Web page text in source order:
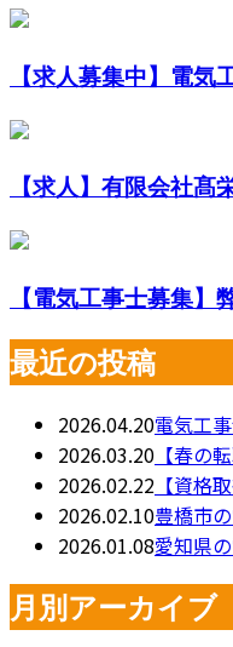
【求人募集中】電気
【求人】有限会社
【電気工事士募集】
最近の投稿
2026.04.20電気工
2026.03.20 【春の
2026.02.22 【資格
2026.02.10豊橋市
2026.01.08愛知県
月別アーカイブ